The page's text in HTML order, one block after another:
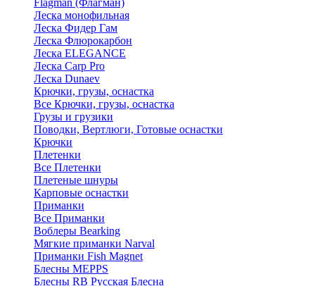
Flagman (Флагман)
Леска монофильная
Леска Фидер Гам
Леска Флюрокарбон
Леска ELEGANCE
Леска Carp Pro
Леска Dunaev
Крючки, грузы, оснастка
Все Крючки, грузы, оснастка
Грузы и грузики
Поводки, Вертлюги, Готовые оснастки
Крючки
Плетенки
Все Плетенки
Плетеные шнуры
Карповые оснастки
Приманки
Все Приманки
Воблеры Bearking
Мягкие приманки Narval
Приманки Fish Magnet
Блесны MEPPS
Блесны RB Русская Блесна